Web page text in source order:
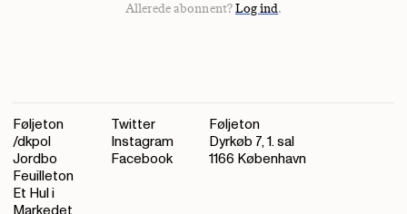
Allerede abonnent?Log ind.
Føljeton
/dkpol
Jordbo
Feuilleton
Et Hul i
Twitter
Instagram
Facebook
Føljeton
Dyrkøb 7, 1. sal
1166 København